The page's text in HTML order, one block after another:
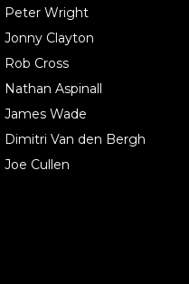
Peter Wright
Jonny Clayton
Rob Cross
Nathan Aspinall
James Wade
Dimitri Van den Bergh
Joe Cullen